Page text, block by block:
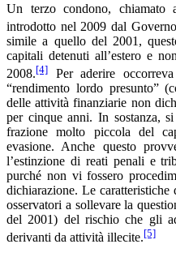
Un terzo condono, chiamato
introdotto nel 2009 dal
simile a quello del 2001,
capitali detenuti all’estero e
2008.[4] Per aderire
“rendimento lordo presunto”
delle attività finanziarie non
per cinque anni. In sostanza,
frazione molto piccola del
evasione. Anche questo
l’estinzione di reati penali e
purché non vi fossero
dichiarazione. Le
osservatori a sollevare la
del 2001) del rischio che gli
derivanti da attività illecite.[5]